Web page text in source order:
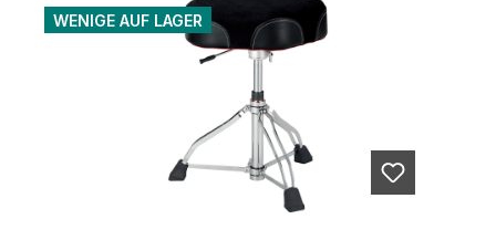
WENIGE AUF LAGER